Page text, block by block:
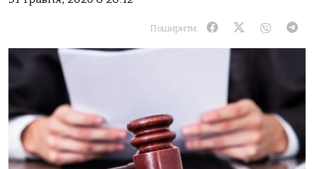
Поширити: